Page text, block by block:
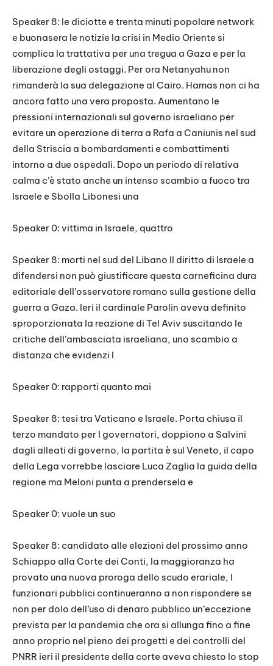
Speaker 8: le diciotte e trenta minuti popolare network
e buonasera le notizie la crisi in Medio Oriente si
complica la trattativa per una tregua a Gaza e per la
liberazione degli ostaggi. Per ora Netanyahu non
rimanderà la sua delegazione al Cairo. Hamas non ci ha
ancora fatto una vera proposta. Aumentano le
pressioni internazionali sul governo israeliano per
evitare un operazione di terra a Rafa a Caniunis nel sud
della Striscia a bombardamenti e combattimenti
intorno a due ospedali. Dopo un periodo di relativa
calma c’è stato anche un intenso scambio a fuoco tra
Israele e Sbolla Libonesi una
Speaker 0: vittima in Israele, quattro
Speaker 8: morti nel sud del Libano Il diritto di Israele a
difendersi non può giustificare questa carneficina dura
editoriale dell’osservatore romano sulla gestione della
guerra a Gaza. Ieri il cardinale Parolin aveva definito
sproporzionata la reazione di Tel Aviv suscitando le
critiche dell’ambasciata israeliana, uno scambio a
distanza che evidenzi I
Speaker 0: rapporti quanto mai
Speaker 8: tesi tra Vaticano e Israele. Porta chiusa il
terzo mandato per I governatori, doppiono a Salvini
dagli alleati di governo, la partita è sul Veneto, il capo
della Lega vorrebbe lasciare Luca Zaglia la guida della
regione ma Meloni punta a prendersela e
Speaker 0: vuole un suo
Speaker 8: candidato alle elezioni del prossimo anno
Schiappo alla Corte dei Conti, la maggioranza ha
provato una nuova proroga dello scudo erariale, I
funzionari pubblici continueranno a non rispondere se
non per dolo dell’uso di denaro pubblico un’eccezione
prevista per la pandemia che ora si allunga fino a fine
anno proprio nel pieno dei progetti e dei controlli del
PNRR ieri il presidente della corte aveva chiesto lo stop